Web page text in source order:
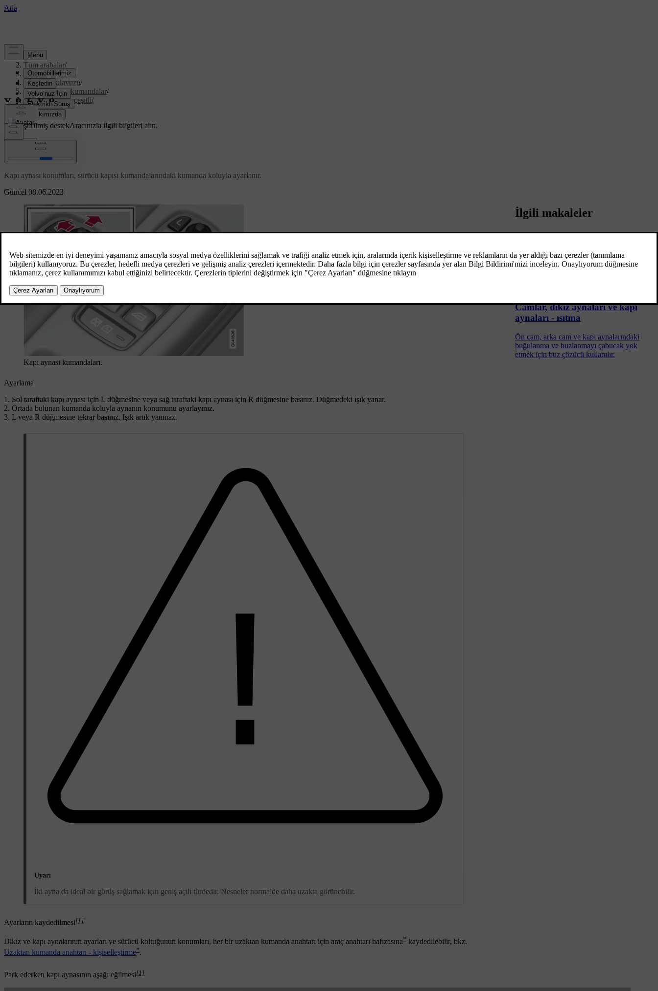
Destek
Tüm arabalar/
XC70 2016/
Kullanıcı kılavuzu/
Göstergeler ve kumandalar/
Kumandalar - çeşitli/
Kapı aynaları
Özelleştirilmiş destekAracınızla ilgili bilgileri alın.
Güncel 08.06.2023
Kapı aynaları
Kapı aynası konumları, sürücü kapısı kumandalarındaki kumanda koluyla ayarlanır.
Kapı aynası kumandaları.
Ayarlama
Sol taraftaki kapı aynası için L düğmesine veya sağ taraftaki kapı aynası için R düğmesine basınız. Düğmedeki ışık yanar.
Ortada bulunan kumanda koluyla aynanın konumunu ayarlayınız.
L veya R düğmesine tekrar basınız. Işık artık yanmaz.
Uyarı
İki ayna da ideal bir görüş sağlamak için geniş açılı türdedir. Nesneler normalde daha uzakta görünebilir.
Ayarların kaydedilmesi[1]
Dikiz ve kapı aynalarının ayarları ve sürücü koltuğunun konumları, her bir uzaktan kumanda anahtarı için araç anahtarı hafızasına* kaydedilebilir, bkz.
Uzaktan kumanda anahtarı - kişiselleştirme*.
Park ederken kapı aynasının aşağı eğilmesi[1]
İlgili makaleler
İç dikiz aynası, aynanın alt kenarındaki bir
Camlar, dikiz aynaları ve kapı
aynaları - ısıtma
Ön cam, arka cam ve kapı aynalarındaki
buğulanma ve buzlanmayı çabucak yok
etmek için buz çözücü kullanılır.